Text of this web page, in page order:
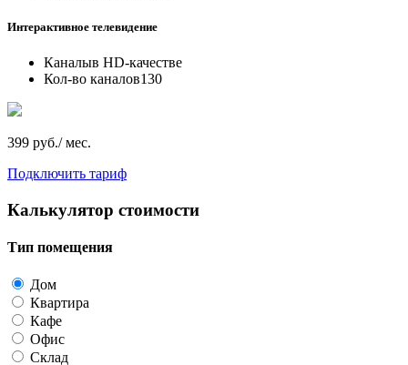
Интерактивное телевидение
Каналыв HD-качестве
Кол-во каналов130
399 руб./ мес.
Подключить тариф
Калькулятор стоимости
Тип помещения
Дом
Квартира
Кафе
Офис
Склад